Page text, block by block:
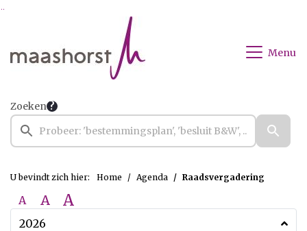
Ga naar de inhoud van deze pagina
Menu
Zoeken
U bevindt zich hier: Home Agenda Raadsvergadering
A A A
2026